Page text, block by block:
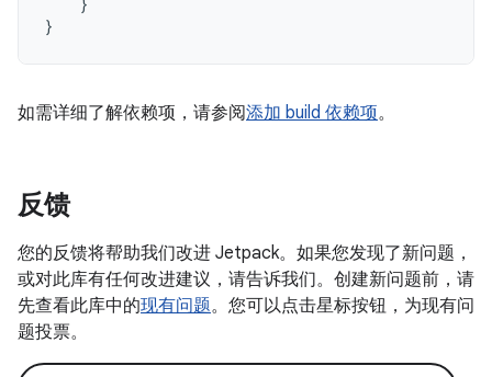
}
如需详细了解依赖项，请参阅添加 build 依赖项。
反馈
您的反馈将帮助我们改进 Jetpack。如果您发现了新问题，
或对此库有任何改进建议，请告诉我们。创建新问题前，请
先查看此库中的现有问题。您可以点击星标按钮，为现有问
题投票。